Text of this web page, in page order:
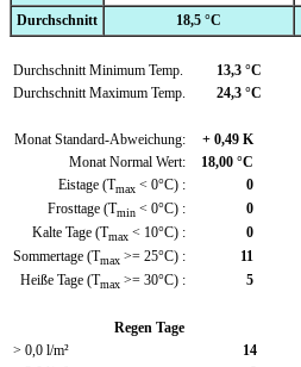
Durchschnitt
18,5 °C
Durchschnitt Minimum Temp.
13,3 °C
Durchschnitt Maximum Temp.
24,3 °C
Monat Standard-Abweichung:
+ 0,49 K
Monat Normal Wert:
18,00 °C
Eistage (Tmax < 0°C) :
0
Frosttage (Tmin < 0°C) :
0
Kalte Tage (Tmax < 10°C) :
0
Sommertage (Tmax >= 25°C) :
11
Heiße Tage (Tmax >= 30°C) : 5
Regen Tage
> 0,0 l/m²
14